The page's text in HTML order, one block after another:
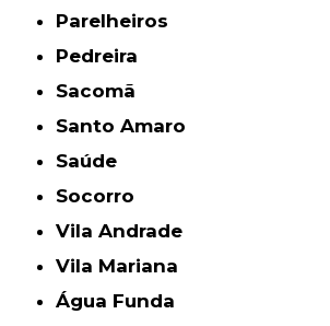
Parelheiros
Pedreira
Sacomã
Santo Amaro
Saúde
Socorro
Vila Andrade
Vila Mariana
Água Funda